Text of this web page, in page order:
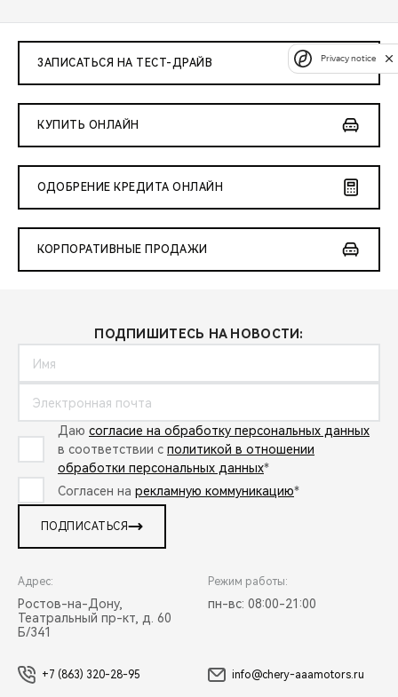
ЗАПИСАТЬСЯ НА ТЕСТ-ДРАЙВ
КУПИТЬ ОНЛАЙН
ОДОБРЕНИЕ КРЕДИТА ОНЛАЙН
КОРПОРАТИВНЫЕ ПРОДАЖИ
ПОДПИШИТЕСЬ НА НОВОСТИ:
Даю согласие на обработку персональных данных
в соответствии с политикой в отношении
обработки персональных данных*
Согласен на рекламную коммуникацию*
ПОДПИСАТЬСЯ
Адрес:
Ростов-на-Дону,
Театральный пр-кт, д. 60
Б/341
Режим работы:
пн-вс: 08:00-21:00
+7 (863) 320-28-95 info@chery-aaamotors.ru
Privacy notice